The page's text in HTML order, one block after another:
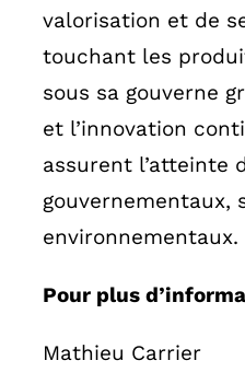
valorisation et de
touchant les
sous sa gouverne
et l’innovation
assurent l’atteinte
gouvernementaux,
environnementaux.
Pour plus
Mathieu Carrier